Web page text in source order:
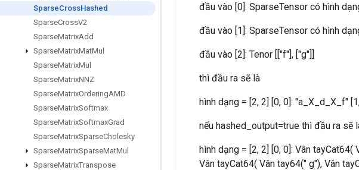
SparseCrossHashed
SparseCrossV2
SparseMatrixAdd
SparseMatrixMatMul
SparseMatrixMul
SparseMatrixNNZ
SparseMatrixOrderingAMD
SparseMatrixSoftmax
SparseMatrixSoftmaxGrad
SparseMatrixSparseCholesky
SparseMatrixSparseMatMul
SparseMatrixTranspose
đầu vào [0]: SparseTensor có hình
đầu vào [1]: SparseTensor có hình
đầu vào [2]: Tenor [["f"], ["g"]]
thì đầu ra sẽ là
hình dạng = [2, 2] [0, 0]: "a_X_d_X_f"
nếu hashed_output=true thì đầu ra sẽ
hình dạng = [2, 2] [0, 0]: Vân tayCat64(
Vân tayCat64( Vân tay64(" g"), Vân